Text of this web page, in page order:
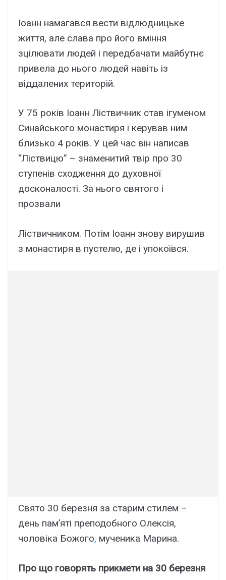
Іоанн намагався вести відлюдницьке
життя, але слава про його вміння
зцілювати людей і передбачати майбутнє
привела до нього людей навіть із
віддалених територій.
У 75 років Іоанн Ліствичник став ігуменом
Синайського монастиря і керував ним
близько 4 років. У цей час він написав
“Ліствицю” – знаменитий твір про 30
ступенів сходження до духовної
досконалості. За нього святого і
прозвали
Ліствичником. Потім Іоанн знову вирушив
з монастиря в пустелю, де і упокоївся.
Свято 30 березня за старим стилем –
день пам’яті преподобного Олексія,
чоловіка Божого, мученика Марина.
Про що говорять прикмети на 30 березня